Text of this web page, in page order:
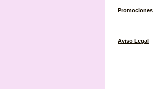
Promociones
Aviso Legal